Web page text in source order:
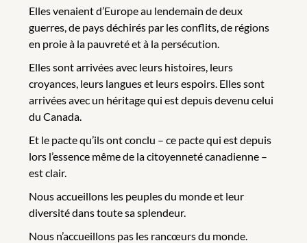
Elles venaient d’Europe au lendemain de deux
guerres, de pays déchirés par les conflits, de régions
en proie à la pauvreté et à la persécution.
Elles sont arrivées avec leurs histoires, leurs
croyances, leurs langues et leurs espoirs. Elles sont
arrivées avec un héritage qui est depuis devenu celui
du Canada.
Et le pacte qu’ils ont conclu – ce pacte qui est depuis
lors l’essence même de la citoyenneté canadienne –
est clair.
Nous accueillons les peuples du monde et leur
diversité dans toute sa splendeur.
Nous n’accueillons pas les rancœurs du monde.